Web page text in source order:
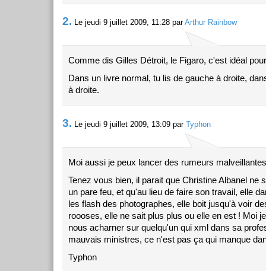
2. Le jeudi 9 juillet 2009, 11:28 parArthur Rainbow
Comme dis Gilles Détroit, le Figaro, c'est idéal
Dans un livre normal, tu lis de gauche à droite,
à droite.
3. Le jeudi 9 juillet 2009, 13:09 par Typhon
Moi aussi je peux lancer des rumeurs
Tenez vous bien, il parait que Christine Albanel ne
un pare feu, et qu'au lieu de faire son travail, elle
les flash des photographes, elle boit jusqu'à voir
roooses, elle ne sait plus plus ou elle en est ! Moi
nous acharner sur quelqu'un qui xml dans sa
mauvais ministres, ce n'est pas ça qui manque
Typhon